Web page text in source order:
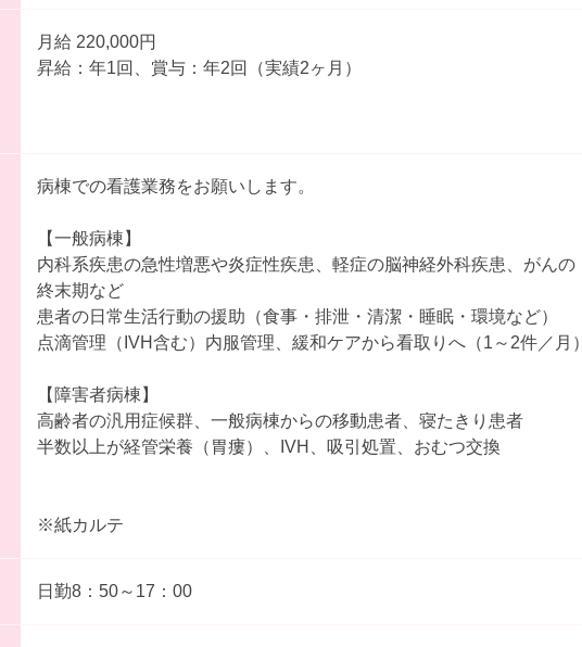
月給 220,000円
昇給：年1回、賞与：年2回（実績2ヶ月）
病棟での看護業務をお願いします。
【一般病棟】
内科系疾患の急性増悪や炎症性疾患、軽症の脳神経外科疾患、がんの
終末期など
患者の日常生活行動の援助（食事・排泄・清潔・睡眠・環境など）
点滴管理（IVH含む）内服管理、緩和ケアから看取りへ（1～2件／月）
【障害者病棟】
高齢者の汎用症候群、一般病棟からの移動患者、寝たきり患者
半数以上が経管栄養（胃瘻）、IVH、吸引処置、おむつ交換
※紙カルテ
日勤8：50～17：00